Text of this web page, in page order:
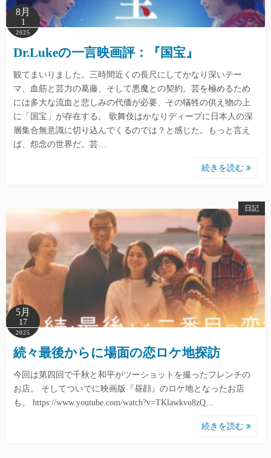
8月
1
2025
Dr.Lukeの一言映画評：『国宝』
観てまいりました。三時間近くの長尺にしてかなり深いテー
マ、血筋と芸力の葛藤、そして悪魔との契約。芸を極めるため
には多大な流血と悲しみの代価が必要、その犠牲の供え物の上
に「国宝」が存在する。 歌舞伎はかなりディープに日本人の深
層集合無意識に切り込んでくるのでは？と感じた。もっと言え
ば、怨念の世界だ。芸…
続きを読む
日記
5月
17
2025
続々最後からに場面の恋ロケ地探訪
今回は第四回で千秋と和平がツーショットを撮ったフレンチの
お店。 そしてついでに映画版『昼顔』のロケ地となったお店
も。 https://www.youtube.com/watch?v=TKlawkvu8zQ…
続きを読む